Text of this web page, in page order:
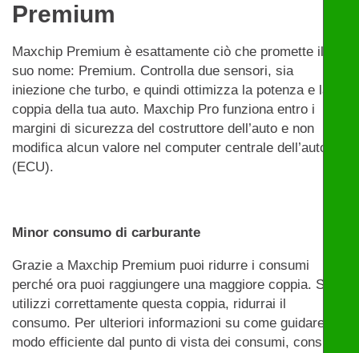
Premium
Maxchip Premium è esattamente ciò che promette il
suo nome: Premium. Controlla due sensori, sia
iniezione che turbo, e quindi ottimizza la potenza e la
coppia della tua auto. Maxchip Pro funziona entro i
margini di sicurezza del costruttore dell’auto e non
modifica alcun valore nel computer centrale dell’auto
(ECU).
Minor consumo di carburante
Grazie a Maxchip Premium puoi ridurre i consumi
perché ora puoi raggiungere una maggiore coppia. Se
utilizzi correttamente questa coppia, ridurrai il
consumo. Per ulteriori informazioni su come guidare in
modo efficiente dal punto di vista dei consumi, consulta